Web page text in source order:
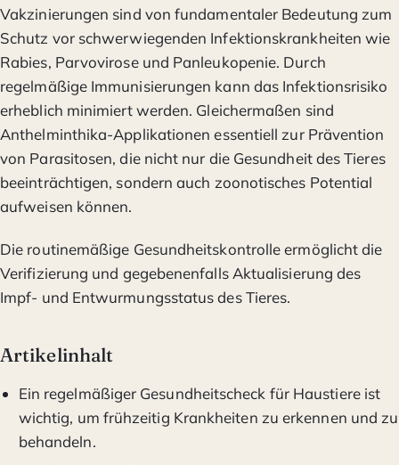
Vakzinierungen sind von fundamentaler Bedeutung zum
Schutz vor schwerwiegenden Infektionskrankheiten wie
Rabies, Parvovirose und Panleukopenie. Durch
regelmäßige Immunisierungen kann das Infektionsrisiko
erheblich minimiert werden. Gleichermaßen sind
Anthelminthika-Applikationen essentiell zur Prävention
von Parasitosen, die nicht nur die Gesundheit des Tieres
beeinträchtigen, sondern auch zoonotisches Potential
aufweisen können.
Die routinemäßige Gesundheitskontrolle ermöglicht die
Verifizierung und gegebenenfalls Aktualisierung des
Impf- und Entwurmungsstatus des Tieres.
Artikelinhalt
Ein regelmäßiger Gesundheitscheck für Haustiere ist
wichtig, um frühzeitig Krankheiten zu erkennen und zu
behandeln.